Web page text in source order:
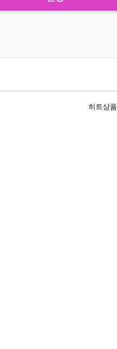
히트상품